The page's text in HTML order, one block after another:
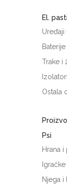
El.
Uređaji
Trake i
Izolatori
Ostala
Psi
Hrana
Njega i